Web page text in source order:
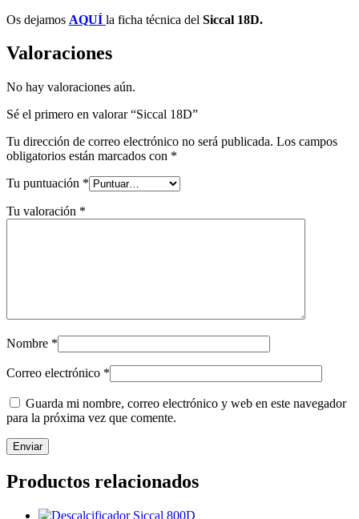
Os dejamos AQUÍ la ficha técnica del Siccal 18D.
Valoraciones
No hay valoraciones aún.
Sé el primero en valorar “Siccal 18D”
Tu dirección de correo electrónico no será publicada. Los campos
obligatorios están marcados con *
Tu puntuación *
Tu valoración *
Nombre *
Correo electrónico *
Guarda mi nombre, correo electrónico y web en este navegador
para la próxima vez que comente.
Productos relacionados